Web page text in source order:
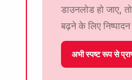
डाउनलोड हो जाए,
बढ़ने के लिए
अभी स्पष्ट रूप से